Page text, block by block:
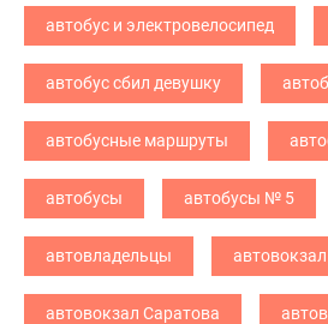
автобус и электровелосипед
автобус сбил девушку
автобусные маршруты
автобусы автобусы № 5
автовладельцы автовокзал
автовокзал Саратова